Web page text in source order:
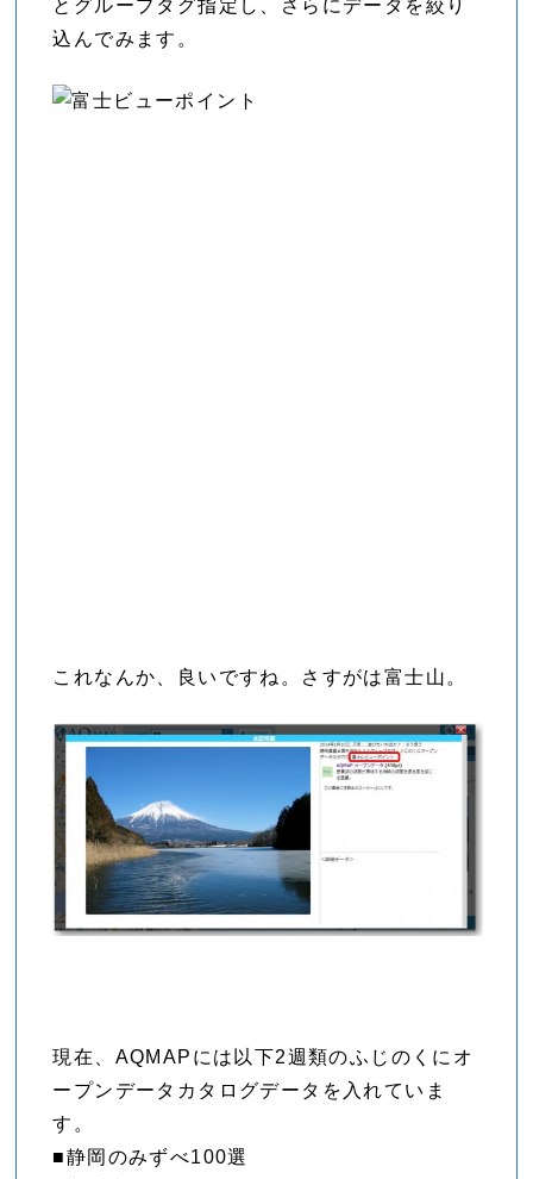
とグループタグ指定し、さらにデータを絞り
込んでみます。
これなんか、良いですね。さすがは富士山。
現在、AQMAPには以下2週類のふじのくにオ
ープンデータカタログデータを入れていま
す。
■静岡のみずべ100選